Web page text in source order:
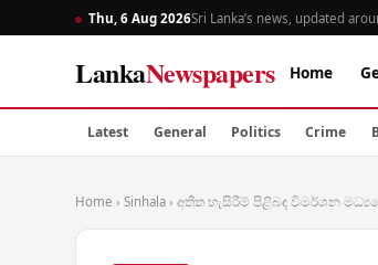
Thu, 6 Aug 2026Sri Lanka’s news, updated
LankaNewspapers Home
Latest General Politics Crime
Home › Sinhala › අතීත හැසිරීම් පිළිබඳ විමර්ශන